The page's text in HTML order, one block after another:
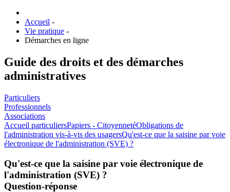
Accueil -
Vie pratique -
Démarches en ligne
Guide des droits et des démarches
administratives
Particuliers
Professionnels
Associations
Accueil particuliersPapiers - CitoyennetéObligations de
l'administration vis-à-vis des usagersQu'est-ce que la saisine par voie
électronique de l'administration (SVE) ?
Qu'est-ce que la saisine par voie électronique de
l'administration (SVE) ?
Question-réponse